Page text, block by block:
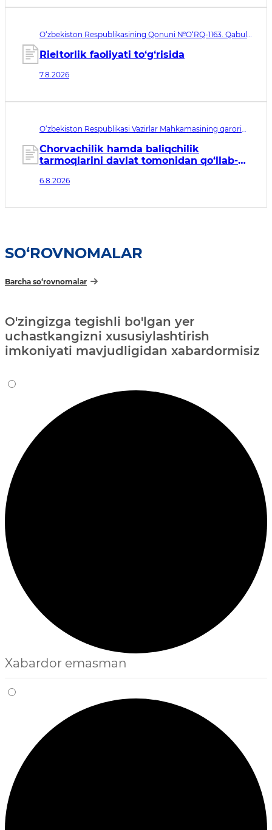
O‘zbekiston Respublikasining Qonuni №O‘RQ-1163. Qabul
Rieltorlik faoliyati to‘g‘risida
7.8.2026
O‘zbekiston Respublikasi Vazirlar Mahkamasining qarori
sanasi 07.08.2026
Chorvachilik hamda baliqchilik
tarmoqlarini davlat tomonidan qo‘llab-
tadbirlari to‘g‘risida
6.8.2026
SO‘ROVNOMALAR
Barcha so‘rovnomalar
O'zingizga tegishli bo'lgan yer
uchastkangizni xususiylashtirish
imkoniyati mavjudligidan xabardormisiz
Xabardor emasman